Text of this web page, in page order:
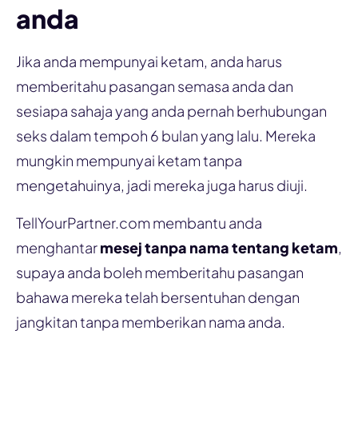
anda
Jika anda mempunyai ketam, anda harus
memberitahu pasangan semasa anda dan
sesiapa sahaja yang anda pernah berhubungan
seks dalam tempoh 6 bulan yang lalu. Mereka
mungkin mempunyai ketam tanpa
mengetahuinya, jadi mereka juga harus diuji.
TellYourPartner.com membantu anda
menghantarmesej tanpa nama tentang ketam,
supaya anda boleh memberitahu pasangan
bahawa mereka telah bersentuhan dengan
jangkitan tanpa memberikan nama anda.